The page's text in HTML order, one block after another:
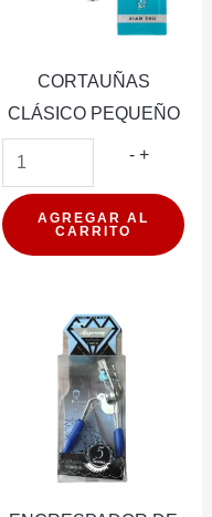
CORTAUÑAS
CLÁSICO PEQUEÑO
-
cantidad
+
AGREGAR AL
CARRITO